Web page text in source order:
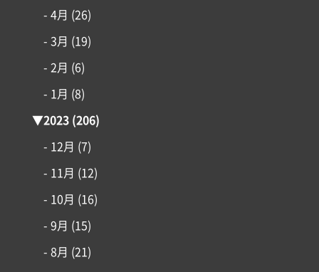
- 4月 (26)
- 3月 (19)
- 2月 (6)
- 1月 (8)
▼2023(206)
- 12月 (7)
- 11月 (12)
- 10月 (16)
- 9月 (15)
- 8月 (21)